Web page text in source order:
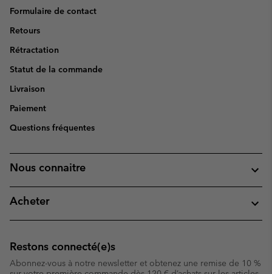
Formulaire de contact
Retours
Rétractation
Statut de la commande
Livraison
Paiement
Questions fréquentes
Nous connaitre
Acheter
Restons connecté(e)s
Abonnez-vous à notre newsletter et obtenez une remise de 10 %